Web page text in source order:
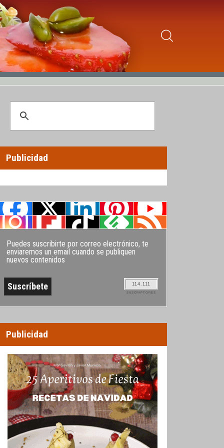
Publicidad
Puedes suscribirte por correo electrónico, te
enviaremos un email cuando se publiquen
nuevos contenidos
114.111
SUSCRIPTORES
Publicidad